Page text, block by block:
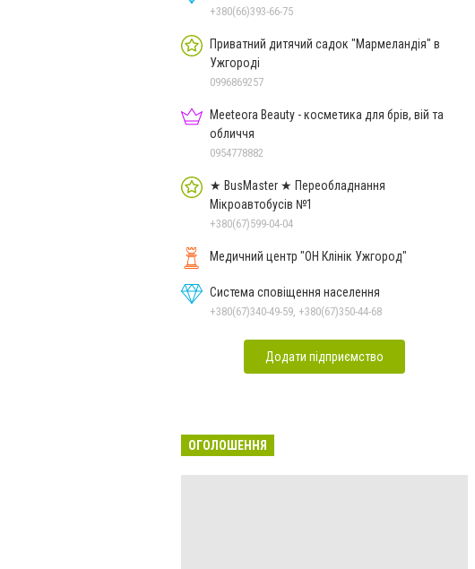
+380(66)393-66-75
Приватний дитячий садок "Мармеландія" в
Ужгороді
0996869257
Meeteora Beauty - косметика для брів, вій та
обличчя
0954778882
★ BusMaster ★ Переобладнання
Мікроавтобусів №1
+380(67)599-04-04
Медичний центр "ОН Клінік Ужгород"
Система сповіщення населення
+380(67)340-49-59, +380(67)350-44-68
Додати підприємство
ОГОЛОШЕННЯ